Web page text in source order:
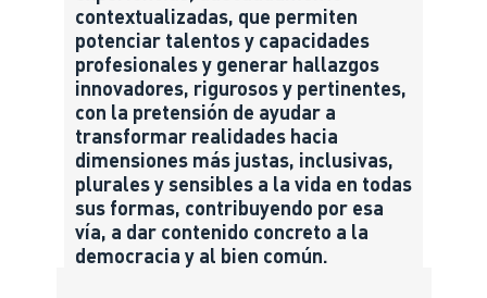
contextualizadas, que permiten
potenciar talentos y capacidades
profesionales y generar hallazgos
innovadores, rigurosos y pertinentes,
con la pretensión de ayudar a
transformar realidades hacia
dimensiones más justas, inclusivas,
plurales y sensibles a la vida en todas
sus formas, contribuyendo por esa
vía, a dar contenido concreto a la
democracia y al bien común.